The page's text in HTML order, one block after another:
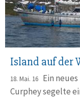
Island auf der
18. Mai. 16 Ein
Curphey segelte